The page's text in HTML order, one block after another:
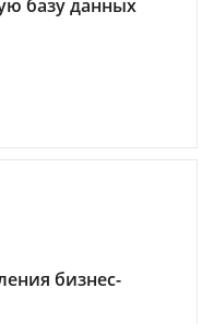
базу данных
бизнес-